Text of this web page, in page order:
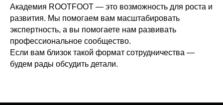
Академия ROOTFOOT — это возможность для роста и
развития. Мы помогаем вам масштабировать
экспертность, а вы помогаете нам развивать
профессиональное сообщество.
Если вам близок такой формат сотрудничества —
будем рады обсудить детали.